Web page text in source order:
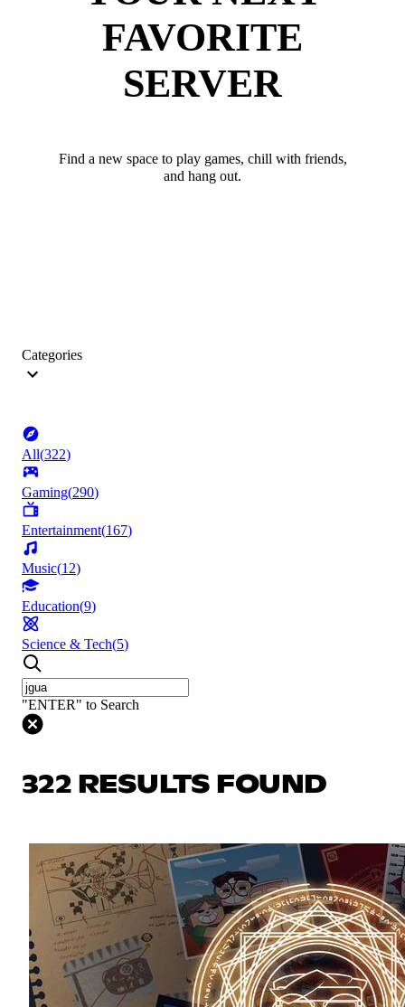
FAVORITE
SERVER
Find a new space to play games, chill with friends,
and hang out.
Categories
All(322)
Gaming(290)
Entertainment(167)
Music(12)
Education(9)
Science & Tech(5)
"ENTER" to Search
322 RESULTS FOUND